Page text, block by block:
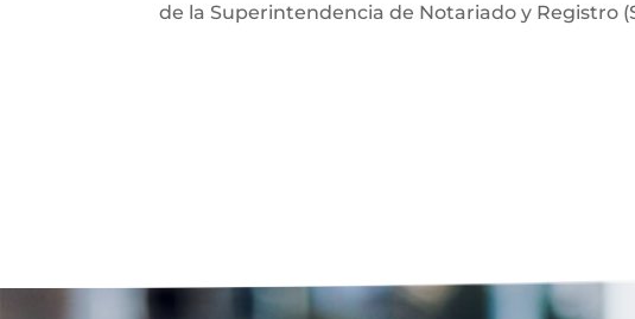
de la Superintendencia de Notariado y Registro